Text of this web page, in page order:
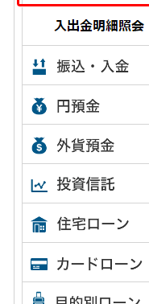
funds
まいクラウドファンディング
ローン
住宅ローン
新規お借入れの方
お借換えの方
フラット35
リ・バース60
カードローン
目的別ローンマイページ
保険
TOP
個人年金保険
医療保険
がん保険
就業不能保険